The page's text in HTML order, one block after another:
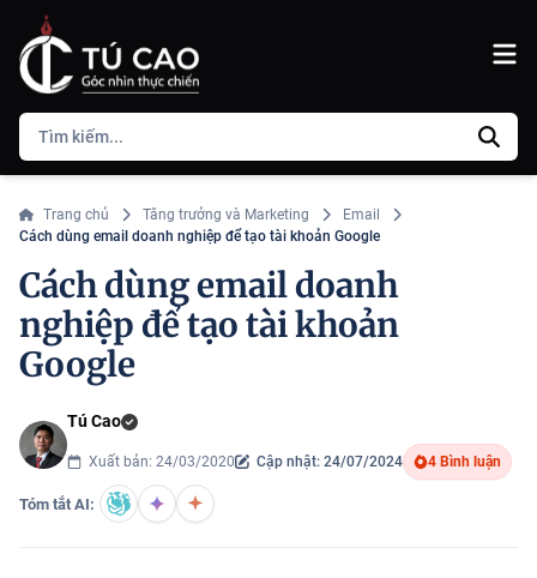
Trang chủ Tăng trưởng và Marketing
Email
Cách dùng email doanh nghiệp để tạo tài khoản Google
Cách dùng email doanh
nghiệp để tạo tài khoản
Google
Tú Cao
Xuất bản: 24/03/2020 Cập nhật: 24/07/2024 4 Bình luận
Tóm tắt AI: